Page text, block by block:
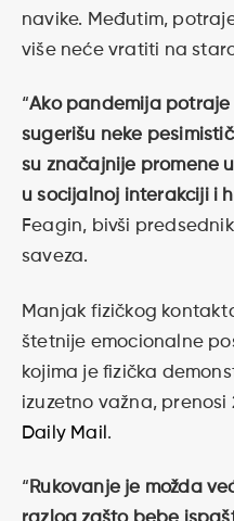
navike. Međutim,
više neće vratiti na
“Ako pandemija potraje
sugerišu neke
su značajnije promene
u socijalnoj interakciji i
Feagin, bivši
saveza.
Manjak fizičkog
štetnije emocionalne
kojima je fizička
izuzetno važna,
Daily Mail .
“ Rukovanje je možda